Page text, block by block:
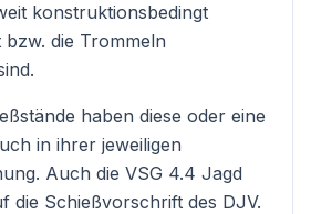
konstruktionsbedingt
die Trommeln
haben diese oder eine
in ihrer jeweiligen
Auch die VSG 4.4 Jagd
die Schießvorschrift des DJV.